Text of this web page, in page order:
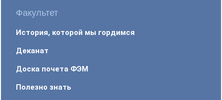
Факультет
История, которой мы гордимся
Деканат
Доска почета ФЭМ
Полезно знать